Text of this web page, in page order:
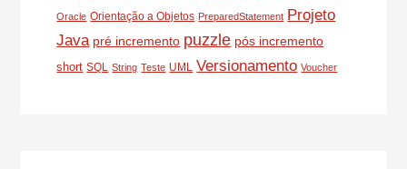
Oracle Orientação a Objetos PreparedStatement Projeto
Java pré incremento puzzle pós incremento
short SQL String Teste UML Versionamento Voucher